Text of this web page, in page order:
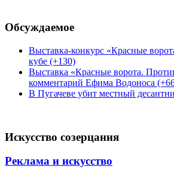
Обсуждаемое
Выставка-конкурс «Красные
кубе (+130)
Выставка «Красные ворота.
комментарий Ефима Водоноса
В Пугачеве убит местный
Искусство созерцания
Реклама и искусство